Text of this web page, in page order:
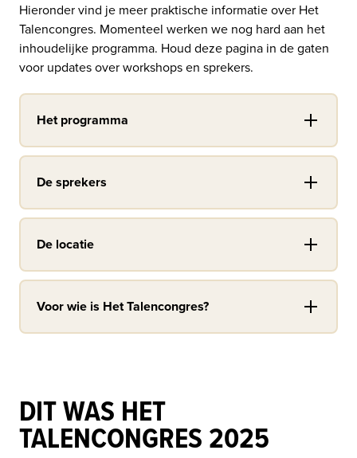
Hieronder vind je meer praktische informatie over Het
Talencongres. Momenteel werken we nog hard aan het
inhoudelijke programma. Houd deze pagina in de gaten
voor updates over workshops en sprekers.
Het programma
De sprekers
De locatie
Voor wie is Het Talencongres?
DIT WAS HET
TALENCONGRES 2025